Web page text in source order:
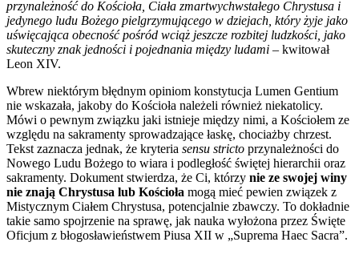
przynależność do Kościoła, Ciała zmartwychwstałego Chrystusa i
jedynego ludu Bożego pielgrzymującego w dziejach, który żyje jako
uświęcająca obecność pośród wciąż jeszcze rozbitej ludzkości, jako
skuteczny znak jedności i pojednania między ludami – kwitował
Leon XIV.
Wbrew niektórym błędnym opiniom konstytucja Lumen Gentium
nie wskazała, jakoby do Kościoła należeli również niekatolicy.
Mówi o pewnym związku jaki istnieje między nimi, a Kościołem ze
względu na sakramenty sprowadzające łaskę, chociażby chrzest.
Tekst zaznacza jednak, że kryteria sensu stricto przynależności do
Nowego Ludu Bożego to wiara i podległość świętej hierarchii oraz
sakramenty. Dokument stwierdza, że Ci, którzy nie ze swojej winy
nie znają Chrystusa lub Kościoła mogą mieć pewien związek z
Mistycznym Ciałem Chrystusa, potencjalnie zbawczy. To dokładnie
takie samo spojrzenie na sprawę, jak nauka wyłożona przez Święte
Oficjum z błogosławieństwem Piusa XII w „Suprema Haec Sacra”.